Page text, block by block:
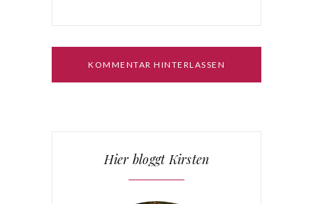
Hier bloggt Kirsten